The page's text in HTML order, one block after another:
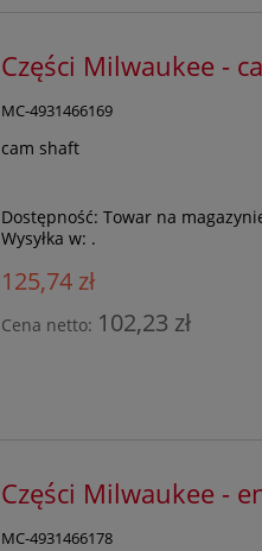
Części Milwaukee -
MC-4931466169
cam shaft
Dostępność: Towar na
Wysyłka w: .
125,74 zł
Cena netto: 102,23 zł
Części Milwaukee -
MC-4931466178